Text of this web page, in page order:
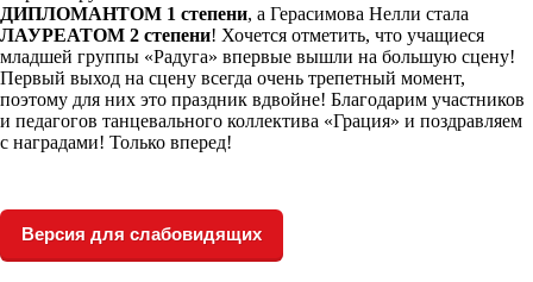
ДИПЛОМАНТОМ 1 степени, а Герасимова Нелли стала
ЛАУРЕАТОМ 2 степени! Хочется отметить, что учащиеся
младшей группы «Радуга» впервые вышли на большую сцену!
Первый выход на сцену всегда очень трепетный момент,
поэтому для них это праздник вдвойне! Благодарим участников
и педагогов танцевального коллектива «Грация» и поздравляем
с наградами! Только вперед!
Версия для слабовидящих